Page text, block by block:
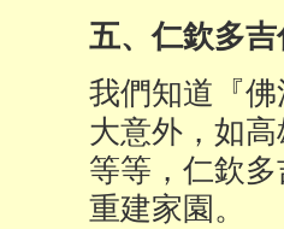
五、仁欽多
我們知道『
大意外，如
等等，仁欽
重建家園。